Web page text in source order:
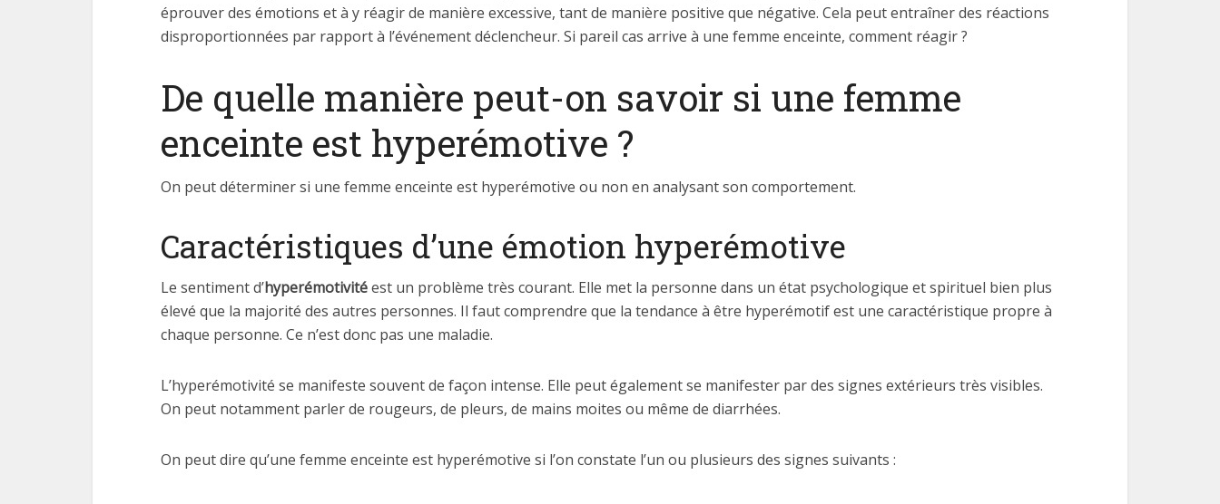
éprouver des émotions et à y réagir de manière excessive, tant de manière positive que négative. Cela peut entraîner des réactions
disproportionnées par rapport à l’événement déclencheur. Si pareil cas arrive à une femme enceinte, comment réagir ?
De quelle manière peut-on savoir si une femme
enceinte est hyperémotive ?
On peut déterminer si une femme enceinte est hyperémotive ou non en analysant son comportement.
Caractéristiques d’une émotion hyperémotive
Le sentiment d’hyperémotivitéest un problème très courant. Elle met la personne dans un état psychologique et spirituel bien plus
élevé que la majorité des autres personnes. Il faut comprendre que la tendance à être hyperémotif est une caractéristique propre à
chaque personne. Ce n’est donc pas une maladie.
L’hyperémotivité se manifeste souvent de façon intense. Elle peut également se manifester par des signes extérieurs très visibles.
On peut notamment parler de rougeurs, de pleurs, de mains moites ou même de diarrhées.
On peut dire qu’une femme enceinte est hyperémotive si l’on constate l’un ou plusieurs des signes suivants :